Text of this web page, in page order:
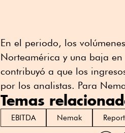
En el periodo, los
Norteamérica y una baja
contribuyó a que los
por los analistas. Para
Temas
EBITDA Nemak